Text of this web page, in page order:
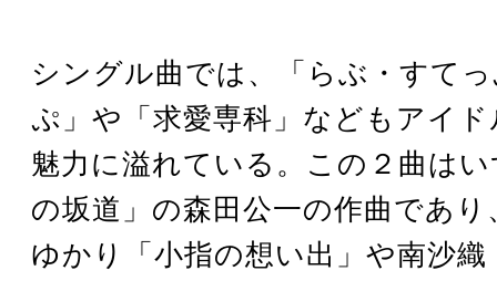
シングル曲では、「らぶ・すて
ぷ」や「求愛専科」などもアイ
魅力に溢れている。この２曲は
の坂道」の森田公一の作曲であり
ゆかり「小指の想い出」や南沙織